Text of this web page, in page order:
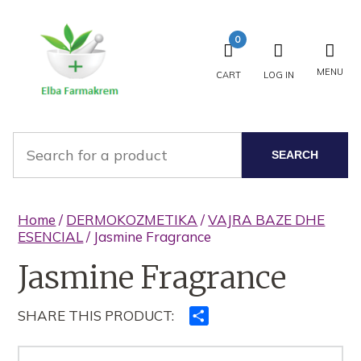
CART
0
LOG IN MENU
SEARCH
Home / DERMOKOZMETIKA /VAJRA BAZE DHE
ESENCIAL/ Jasmine Fragrance
Jasmine Fragrance
SHARE THIS PRODUCT: